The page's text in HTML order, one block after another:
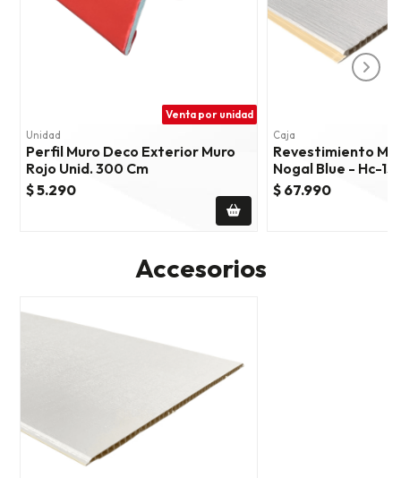
Venta por unidad
Unidad
Perfil Muro Deco Exterior Muro
Rojo Unid. 300 Cm
$ 5.290
Caja
Revestimiento
Nogal Blue - Hc-
$ 67.990
Accesorios